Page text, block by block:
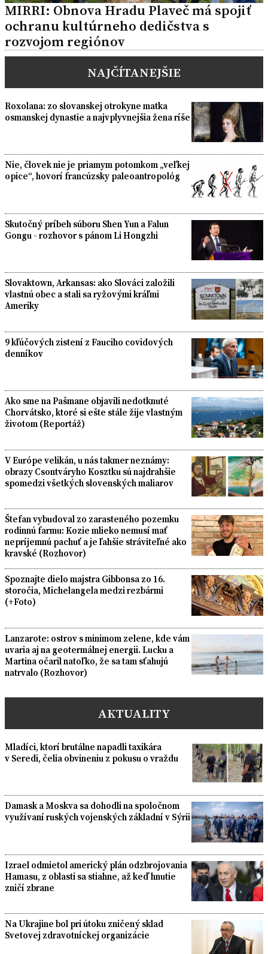
MIRRI: Obnova Hradu Plaveč má spojiť
ochranu kultúrneho dedičstva s
rozvojom regiónov
NAJČÍTANEJŠIE
Roxolana: zo slovanskej otrokyne matka
osmanskej dynastie a najvplyvnejšia žena ríše
Nie, človek nie je priamym potomkom „veľkej
opice“, hovorí francúzsky paleoantropológ
Skutočný príbeh súboru Shen Yun a Falun
Gongu - rozhovor s pánom Li Hongzhi
Slovaktown, Arkansas: ako Slováci založili
vlastnú obec a stali sa ryžovými kráľmi
Ameriky
9 kľúčových zistení z Fauciho covidových
denníkov
Ako sme na Pašmane objavili nedotknuté
Chorvátsko, ktoré si ešte stále žije vlastným
životom (Reportáž)
V Európe velikán, u nás takmer neznámy:
obrazy Csontváryho Kosztku sú najdrahšie
spomedzi všetkých slovenských maliarov
Štefan vybudoval zo zarasteného pozemku
rodinnú farmu: Kozie mlieko nemusí mať
nepríjemnú pachuť a je ľahšie stráviteľné ako
kravské (Rozhovor)
Spoznajte dielo majstra Gibbonsa zo 16.
storočia, Michelangela medzi rezbármi
(+Foto)
Lanzarote: ostrov s minimom zelene, kde vám
uvaria aj na geotermálnej energii. Lucku a
Martina očaril natoľko, že sa tam sťahujú
natrvalo (Rozhovor)
AKTUALITY
Mladíci, ktorí brutálne napadli taxikára
v Seredi, čelia obvineniu z pokusu o vraždu
Damask a Moskva sa dohodli na spoločnom
využívaní ruských vojenských základní v Sýrii
Izrael odmietol americký plán odzbrojovania
Hamasu, z oblasti sa stiahne, až keď hnutie
zničí zbrane
Na Ukrajine bol pri útoku zničený sklad
Svetovej zdravotníckej organizácie